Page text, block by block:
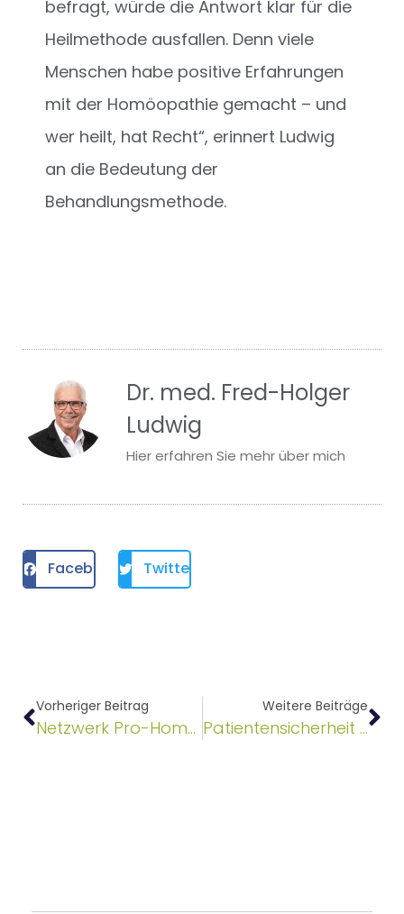
befragt, würde die Antwort klar für die
Heilmethode ausfallen. Denn viele
Menschen habe positive Erfahrungen
mit der Homöopathie gemacht – und
wer heilt, hat Recht“, erinnert Ludwig
an die Bedeutung der
Behandlungsmethode.
Dr. med. Fred-Holger
Ludwig
Hier erfahren Sie mehr über mich
Facebook Twitter
Vorheriger Beitrag
Netzwerk Pro-Homöopathie appelliert an die Delegierten der Landesärztekammer Baden-Württemberg
Weitere Beiträge
Patientensicherheit neu in den Fokus rücken